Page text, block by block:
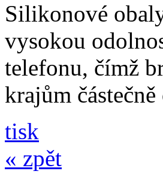
Silikonové
vysokou
telefonu, čímž
krajům
tisk
« zpět